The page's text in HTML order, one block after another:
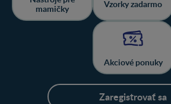
mamičky
Vzorky zadarmo
Akciové ponuky
Zaregistrovať sa